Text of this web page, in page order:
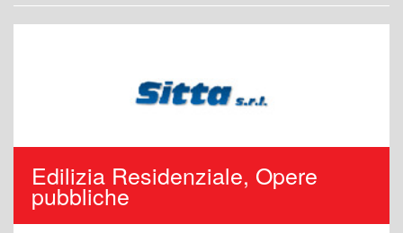
Edilizia Residenziale, Opere
pubbliche